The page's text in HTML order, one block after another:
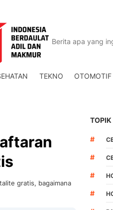
TEKNO OTOMOTIF
gratis, bagaimana
TOPIK
#
#
#
#